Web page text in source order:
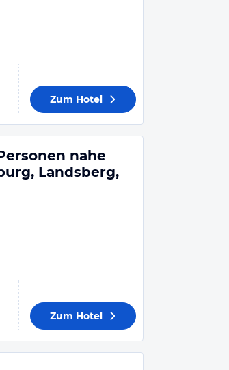
Zum Hotel
nahe
Landsberg,
Zum Hotel